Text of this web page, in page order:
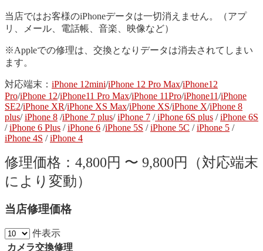
当店ではお客様のiPhoneデータは一切消えません。（アプ
リ、メール、電話帳、音楽、映像など）
※Appleでの修理は、交換となりデータは消去されてしまい
ます。
対応端末： iPhone 12mini/iPhone 12 Pro Max/iPhone12
Pro/iPhone 12/iPhone11 Pro Max/iPhone 11Pro/iPhone11/iPhone
SE2/iPhone XR/iPhone XS Max/iPhone XS/iPhone X/iPhone 8
plus/iPhone 8 /iPhone 7 plus/iPhone 7 /iPhone 6S plus /iPhone 6S
/iPhone 6 Plus /iPhone 6 /iPhone 5S /iPhone 5C /iPhone 5 /
iPhone 4S /iPhone 4
修理価格：4,800円 〜 9,800円（対応端末
により変動）
当店修理価格
件表示
カメラ交換修理